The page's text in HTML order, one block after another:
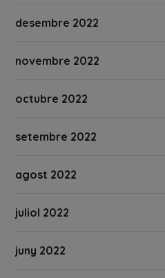
desembre 2022
novembre 2022
octubre 2022
setembre 2022
agost 2022
juliol 2022
juny 2022